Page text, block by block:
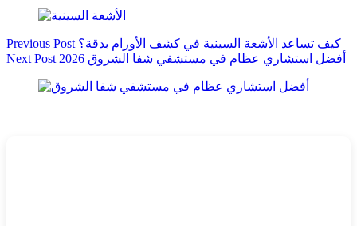
Previous Post كيف تساعد الأشعة السينية في كشف الأورام بدقة؟
Next Post أفضل استشاري عظام في مستشفي شفا الشروق 2026